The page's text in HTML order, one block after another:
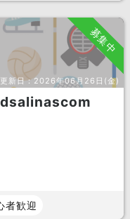
募集中
更新日：2026年06月26日(金)
者歓迎